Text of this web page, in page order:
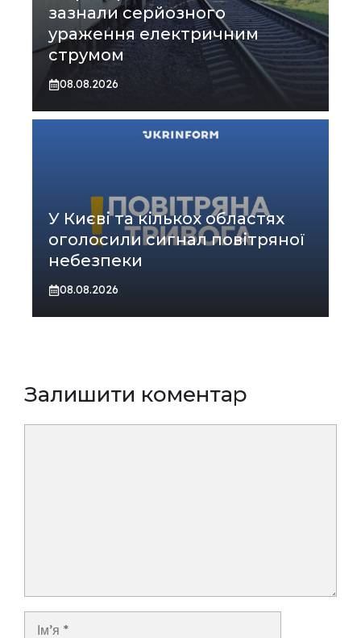
зазнали серйозного
ураження електричним
струмом
08.08.2026
У Києві та кількох областях
оголосили сигнал повітряної
небезпеки
08.08.2026
Залишити коментар
Ім’я